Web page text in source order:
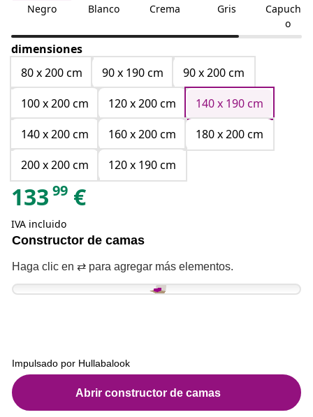
Negro Blanco Crema Gris
Capuchin
o
dimensiones
80 x 200 cm
90 x 190 cm
90 x 200 cm
100 x 200 cm
120 x 200 cm
140 x 190 cm
140 x 200 cm
160 x 200 cm
180 x 200 cm
200 x 200 cm
120 x 190 cm
133 99 €
IVA incluido